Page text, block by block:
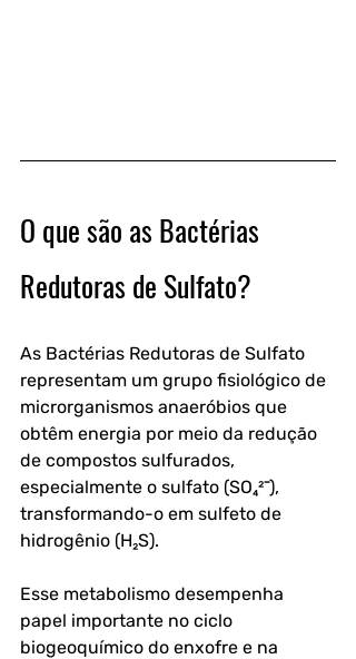
O que são as Bactérias
Redutoras de Sulfato?
As Bactérias Redutoras de Sulfato
representam um grupo fisiológico de
microrganismos anaeróbios que
obtêm energia por meio da redução
de compostos sulfurados,
especialmente o sulfato (SO₄²⁻),
transformando-o em sulfeto de
hidrogênio (H₂S).
Esse metabolismo desempenha
papel importante no ciclo
biogeoquímico do enxofre e na